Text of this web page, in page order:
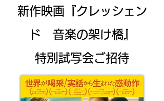
新作映画『クレッシェン
ド 音楽の架け橋』
特別試写会ご招待